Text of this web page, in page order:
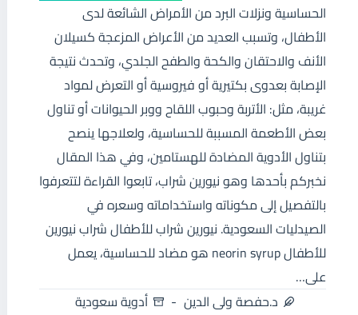
الحساسية ونزلات البرد من الأمراض الشائعة لدى
الأطفال، وتسبب العديد من الأعراض المزعجة كسيلان
الأنف والاحتقان والكحة والطفح الجلدي، وتحدث نتيجة
الإصابة بعدوى بكتيرية أو فيروسية أو التعرض لمواد
غريبة، مثل: الأتربة وحبوب اللقاح ووبر الحيوانات أو تناول
بعض الأطعمة المسببة للحساسية، ولعلاجها ينصح
بتناول الأدوية المضادة للهستامين، وفي هذا المقال
نخبركم بأحدها وهو نيورين شراب، تابعوا القراءة لتتعرفوا
بالتفصيل إلى مكوناته واستخداماته وسعره في
الصيدليات السعودية. نيورين شراب للأطفال شراب نيورين
للأطفال neorin syrup هو مضاد للحساسية، يعمل
على…
د.حفصة ولى الدين
أدوية سعودية